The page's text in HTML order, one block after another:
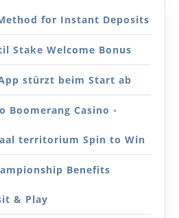
for Instant Deposits
Stake Welcome Bonus
stürzt beim Start ab
Boomerang Casino ◦
territorium Spin to Win
Benefits
& Play